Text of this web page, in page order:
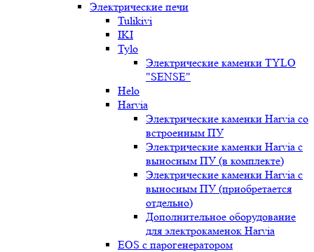
Электрические печи
Tulikivi
IKI
Tylo
Электрические каменки TYLO
"SENSE"
Helo
Harvia
Электрические каменки Harvia со
встроенным ПУ
Электрические каменки Harvia с
выносным ПУ (в комплекте)
Электрические каменки Harvia с
выносным ПУ (приобретается
отдельно)
Дополнительное оборудование
для электрокаменок Harvia
EOS с парогенератором